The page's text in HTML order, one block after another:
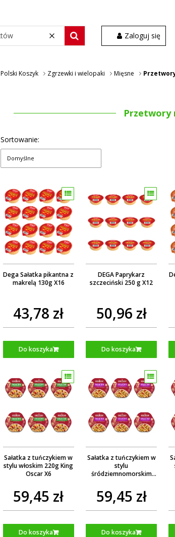
WyczyśćSzukaj wśród 30 000 produktów
Zaloguj się
Polski Koszyk Zgrzewki i wielopaki Mięsne
Przetwory
Sortowanie:
Domyślne
Dega Sałatka pikantna z
makrelą 130g X16
43,78 zł
Do koszyka
DEGA Paprykarz
szczeciński 250 g X12
50,96 zł
Do koszyka
Sałatka z tuńczykiem w
stylu włoskim 220g King
Oscar X6
59,45 zł
Do koszyka
Sałatka z tuńczykiem w
stylu
śródziemnomorskim
59,45 zł
Do koszyka